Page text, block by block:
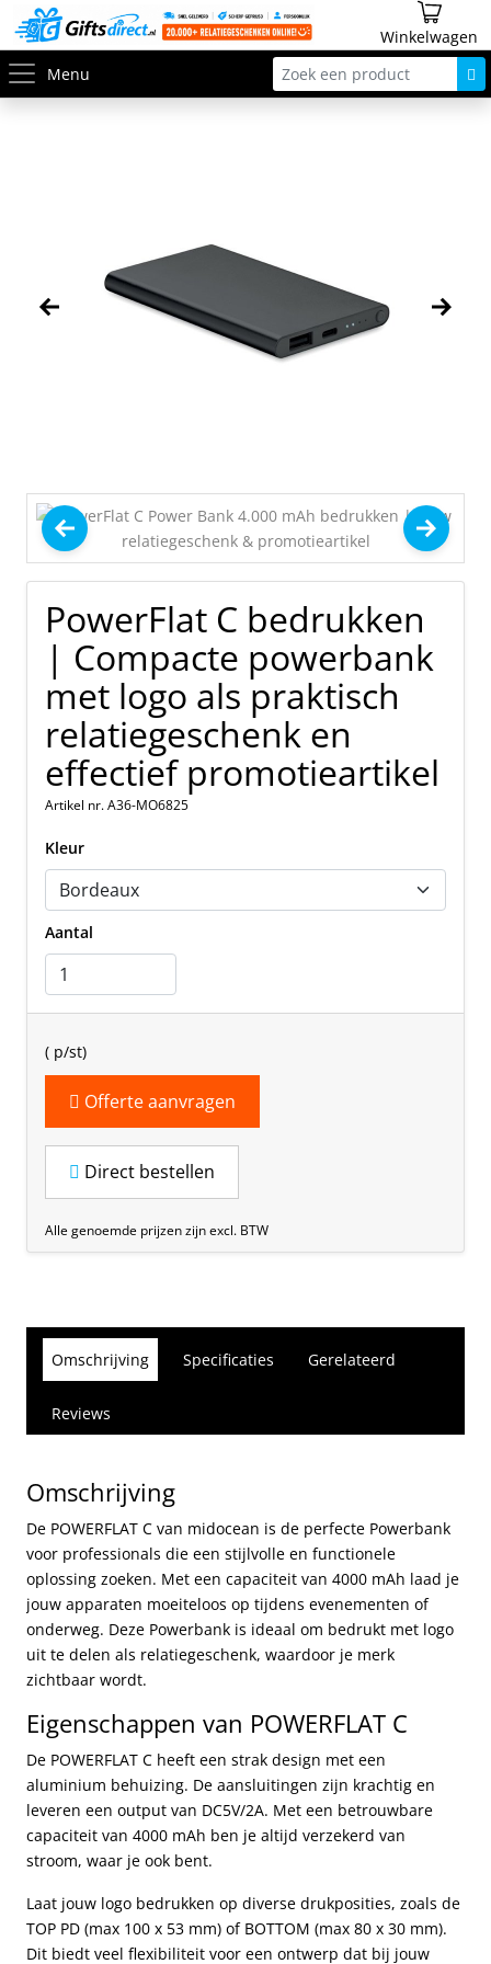
Winkelwagen
Menu
PowerFlat C bedrukken
| Compacte powerbank
met logo als praktisch
relatiegeschenk en
effectief promotieartikel
Artikel nr. A36-MO6825
Kleur
Aantal
( p/st)
Offerte aanvragen
Direct bestellen
Alle genoemde prijzen zijn excl. BTW
Omschrijving Specificaties Gerelateerd
Reviews
Omschrijving
De POWERFLAT C van midocean is de perfecte Powerbank
voor professionals die een stijlvolle en functionele
oplossing zoeken. Met een capaciteit van 4000 mAh laad je
jouw apparaten moeiteloos op tijdens evenementen of
onderweg. Deze Powerbank is ideaal om bedrukt met logo
uit te delen als relatiegeschenk, waardoor je merk
zichtbaar wordt.
Eigenschappen van POWERFLAT C
De POWERFLAT C heeft een strak design met een
aluminium behuizing. De aansluitingen zijn krachtig en
leveren een output van DC5V/2A. Met een betrouwbare
capaciteit van 4000 mAh ben je altijd verzekerd van
stroom, waar je ook bent.
Laat jouw logo bedrukken op diverse drukposities, zoals de
TOP PD (max 100 x 53 mm) of BOTTOM (max 80 x 30 mm).
Dit biedt veel flexibiliteit voor een ontwerp dat bij jouw